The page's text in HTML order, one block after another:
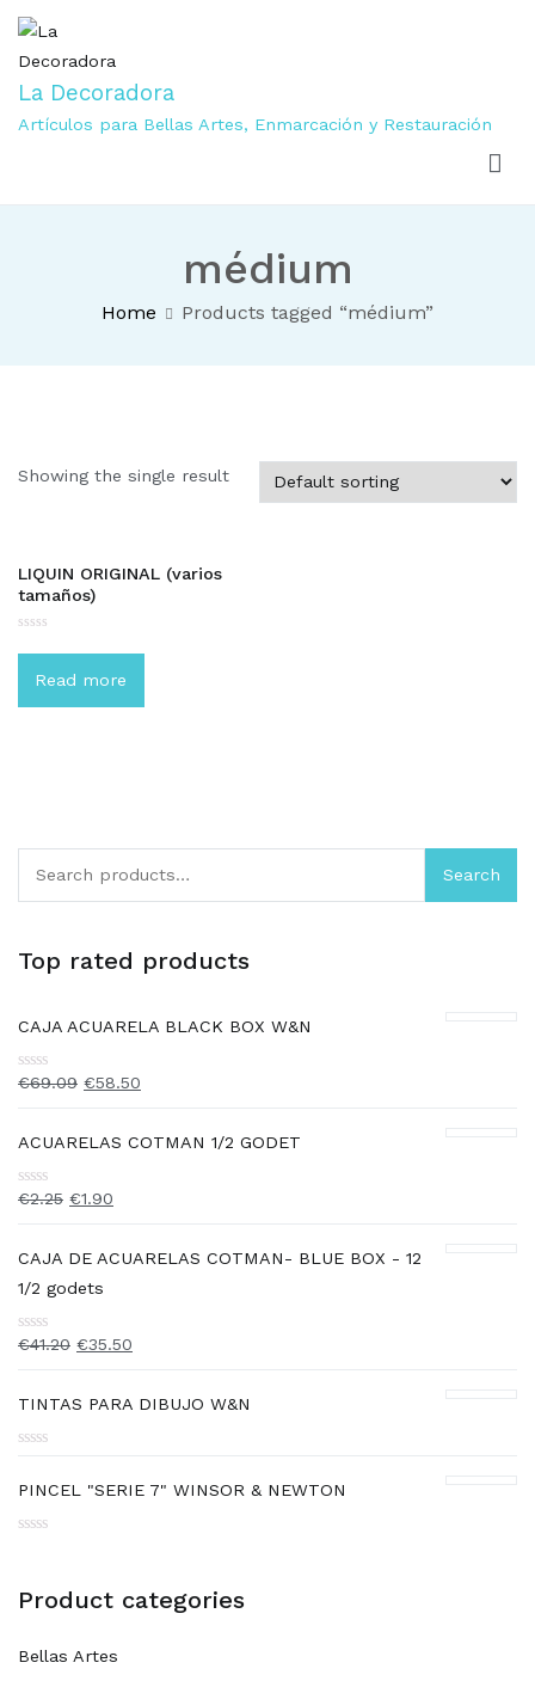
La Decoradora
Artículos para Bellas Artes, Enmarcación y Restauración
médium
Home Products tagged “médium”
Showing the single result
LIQUIN ORIGINAL (varios
tamaños)
0
Read more
Search
Top rated products
CAJA ACUARELA BLACK BOX W&N
Rated
of
5
€69.09 €58.50
ACUARELAS COTMAN 1/2 GODET
Rated
of
5
€2.25 €1.90
CAJA DE ACUARELAS COTMAN- BLUE BOX - 12
1/2 godets
Rated
of
5
€41.20 €35.50
TINTAS PARA DIBUJO W&N
out
5
PINCEL "SERIE 7" WINSOR & NEWTON
of
Product categories
Bellas Artes